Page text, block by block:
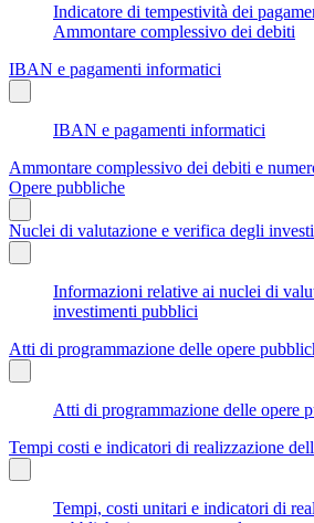
Indicatore di tempestività dei
Ammontare complessivo dei debiti
IBAN e pagamenti informatici
IBAN e pagamenti informatici
Ammontare complessivo dei debiti e
Opere pubbliche
Nuclei di valutazione e verifica degli
Informazioni relative ai nuclei di
investimenti pubblici
Atti di programmazione delle opere
Atti di programmazione delle opere
Tempi costi e indicatori di realizzazione
Tempi, costi unitari e indicatori di